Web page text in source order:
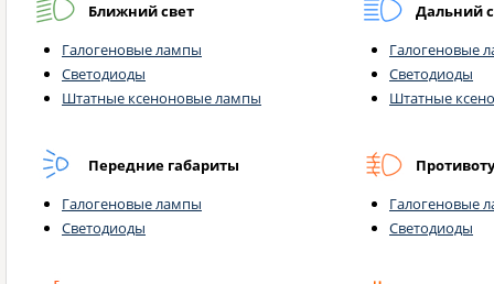
Ближний свет
Галогеновые лампы
Светодиоды
Штатные ксеноновые лампы
Дальний
Галогеновые
Светодиоды
Штатные
Передние габариты
Галогеновые лампы
Светодиоды
Галогеновые
Светодиоды